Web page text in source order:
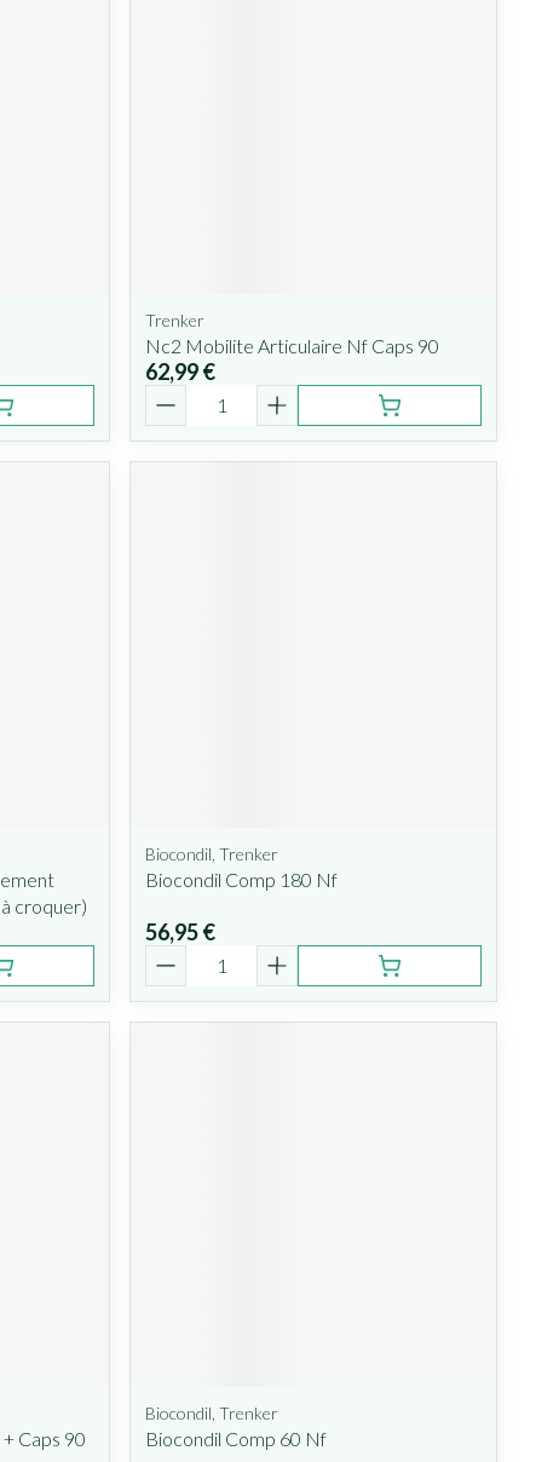
Trenker
Nc2 Mobilite Articulaire Nf Caps 90
62,99 €
Quantité
croquer)
Biocondil, Trenker
Biocondil Comp 180 Nf
56,95 €
Quantité
Caps 90
Biocondil, Trenker
Biocondil Comp 60 Nf